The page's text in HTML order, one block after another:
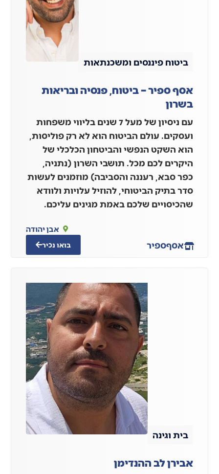
ביטוח פיננסים ומשכנתאות
אסף ספיר – ביטוח, פנסיה ובריאות
בשרון
עם ניסיון של מעל 7 שנים בליווי משפחות
ועסקים. עולם הביטוח הוא לא רק פוליסות,
הוא השקט הנפשי והביטחון הכלכלי של
היקרים לכם מכל. תושבי השרון (נתניה,
כפר סבא, רעננה והסביבה) מוזמנים לעשות
סדר בתיק הביטוחי, להוזיל עלויות ולוודא
שהכיסויים שלכם באמת מגינים עליכם.
אסףספיר
אבן יהודה
בואו נכיר
בית וגינה
אבירן לב ההנדימן